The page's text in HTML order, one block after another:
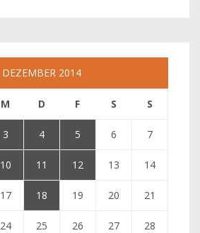
DEZEMBER 2014
M D F S S
3 4 5 6 7
10 11 12 13 14
17 18 19 20 21
24 25 26 27 28